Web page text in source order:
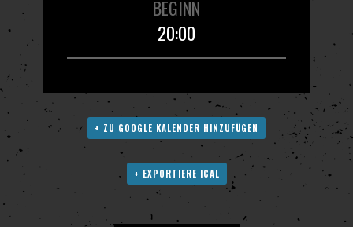
BEGINN
20:00
+ ZU GOOGLE KALENDER HINZUFÜGEN
+ EXPORTIERE ICAL